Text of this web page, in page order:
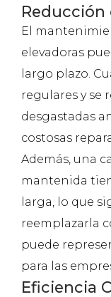
Reducción
El
elevadoras
largo plazo.
regulares y se
desgastadas
costosas
Además, una
mantenida
larga, lo que
reemplazarla
puede
para las
Eficiencia